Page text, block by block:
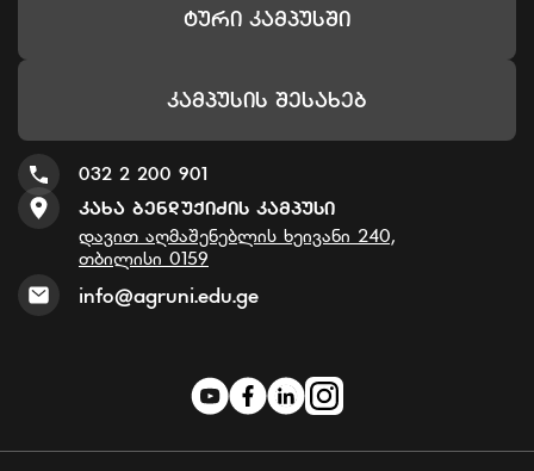
Ტური Კამპუსში
Კამპუსის Შესახებ
032 2 200 901
Კახა Ბენდუქიძის Კამპუსი
დავით აღმაშენებლის ხეივანი 240,
თბილისი 0159
info@agruni.edu.ge